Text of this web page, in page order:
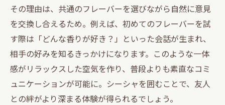
その理由は、共通のフレーバーを選びながら自然に意見
を交換し合えるため。例えば、初めてのフレーバーを試
す際は「どんな香りが好き？」といった会話が生まれ、
相手の好みを知るきっかけになります。このような一体
感がリラックスした空気を作り、普段よりも素直なコミ
ュニケーションが可能に。シーシャを囲むことで、友人
との絆がより深まる体験が得られるでしょう。